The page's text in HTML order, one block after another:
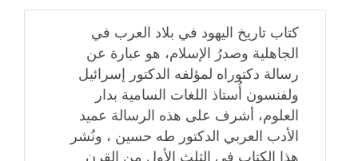
كتاب تاريخ اليهود في بلاد العرب في
الجاهلية وصدرُ الإسلام، هو عبارة عن
رسالة دكتوراه لمؤلفه الدكتور إسرائيل
ولفنسون أُستاذ اللغات السامية بدار
العلوم، أشرف على هذه الرسالة عميد
الأدب العربي الدكتور طه حسين ، ونُشر
هذا الكتاب في الثلث الأول من القرن